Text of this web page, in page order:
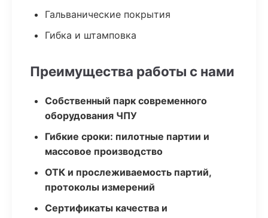
Гальванические покрытия
Гибка и штамповка
Преимущества работы с нами
Собственный парк современного
оборудования ЧПУ
Гибкие сроки: пилотные партии и
массовое производство
ОТК и прослеживаемость партий,
протоколы измерений
Сертификаты качества и